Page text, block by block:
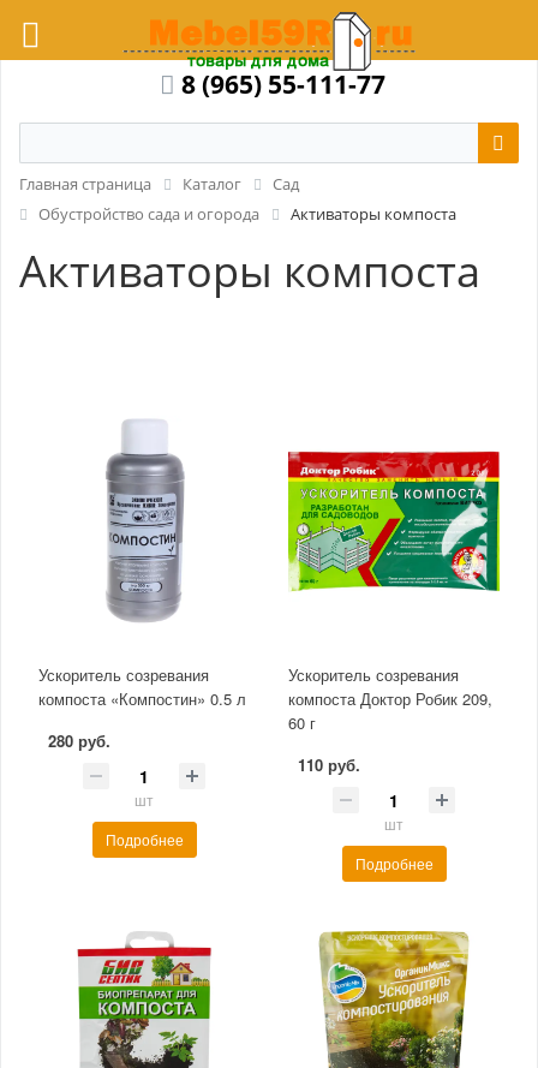
8 (965) 55-111-77
Главная страница Каталог
Сад
Обустройство сада и огорода
Активаторы компоста
Активаторы компоста
Ускоритель созревания
компоста «Компостин» 0.5 л
280 руб.
шт
Подробнее
Ускоритель созревания
компоста Доктор Робик 209,
60 г
110 руб.
шт
Подробнее